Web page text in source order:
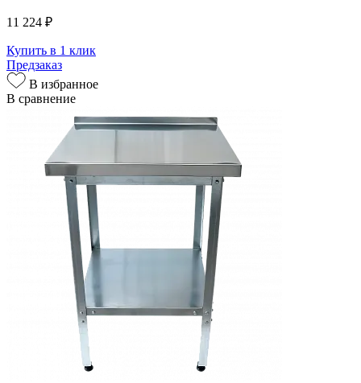
11 224 ₽
Купить в 1 клик
Предзаказ
В избранное
В сравнение